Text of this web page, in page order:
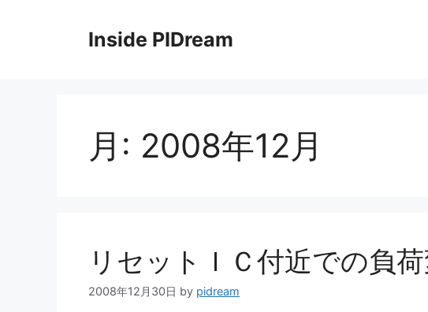
Inside PIDream
月: 2008年12月
リセットＩＣ付近での負
2008年12月30日 by pidream